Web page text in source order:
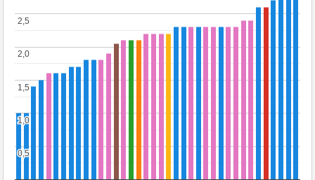
0,5
0,5
1,0
1,0
1,5
1,5
2,0
2,0
2,5
2,5